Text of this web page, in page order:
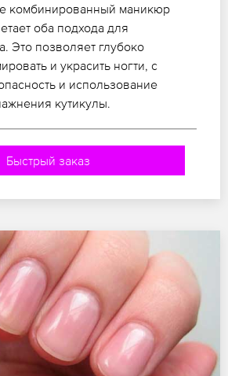
комбинированный маникюр
оба подхода для
Это позволяет глубоко
и украсить ногти, с
и использование
кутикулы.
Быстрый заказ